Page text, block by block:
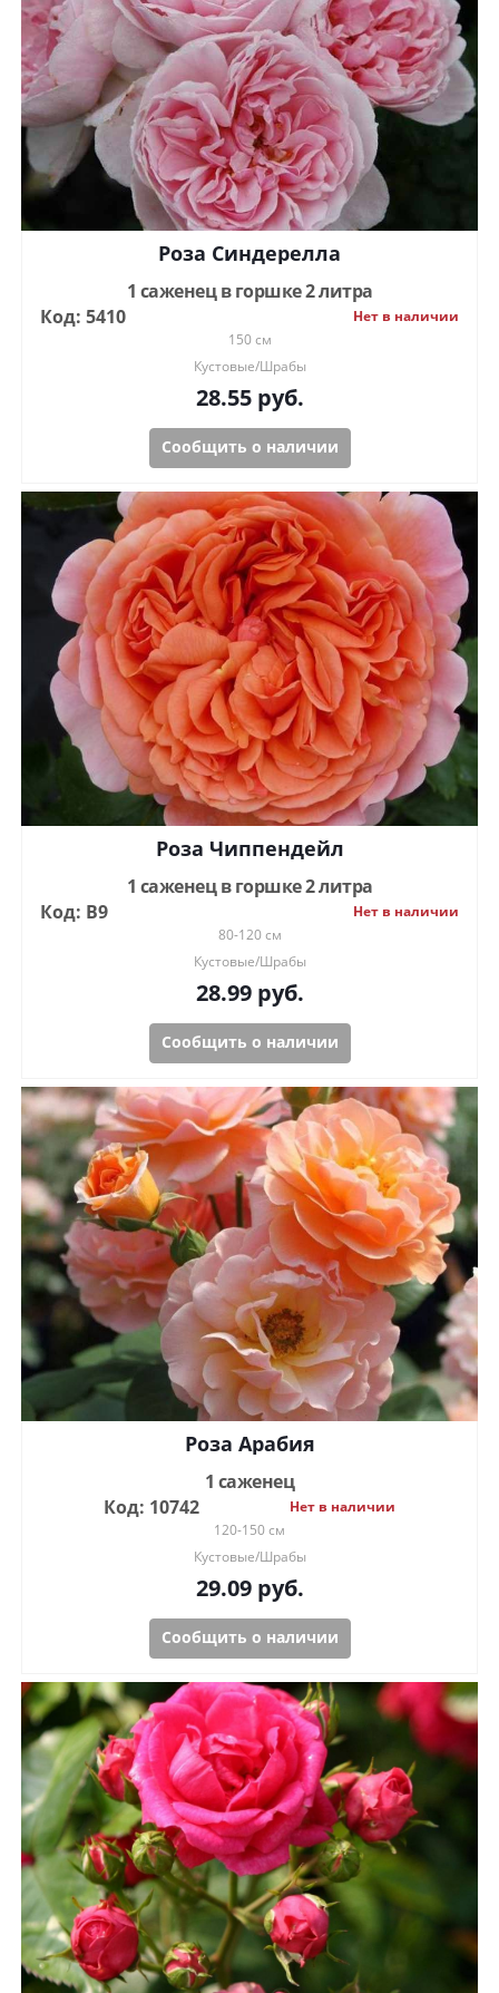
Роза Синдерелла
1 саженец в горшке 2 литра
Код: 5410
Нет в наличии
150 см
Кустовые/Шрабы
28.55руб.
Сообщить о наличии
Роза Чиппендейл
1 саженец в горшке 2 литра
Код: В9
Нет в наличии
80-120 см
Кустовые/Шрабы
28.99руб.
Сообщить о наличии
Роза Арабия
1 саженец
Код: 10742
Нет в наличии
120-150 см
Кустовые/Шрабы
29.09руб.
Сообщить о наличии